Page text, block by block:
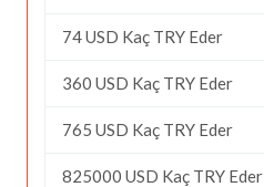
74 USD Kaç TRY Eder
360 USD Kaç TRY Eder
765 USD Kaç TRY Eder
825000 USD Kaç TRY Eder